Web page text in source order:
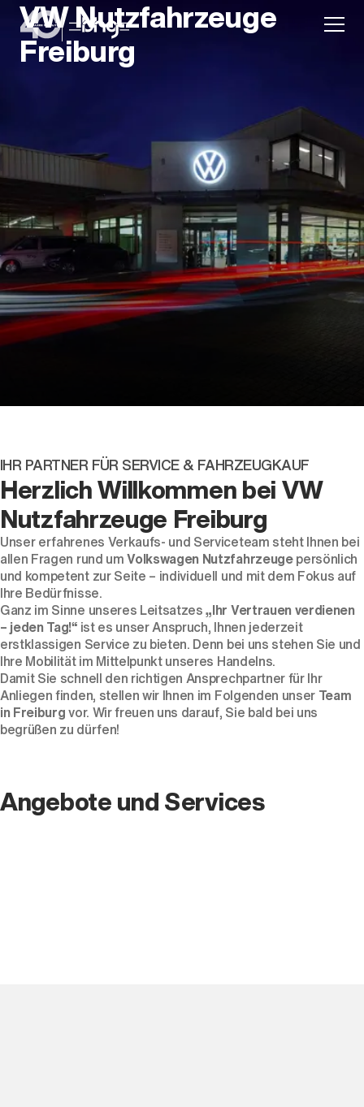
Unternehmen
Standorte
Karriere
Der ID. Polo Day
Am 5. September
VW Nutzfahrzeuge
Freiburg
IHR PARTNER FÜR SERVICE & FAHRZEUGKAUF
Herzlich Willkommen bei VW
Nutzfahrzeuge Freiburg
Unser erfahrenes Verkaufs- und Serviceteam steht Ihnen bei
allen Fragen rund umVolkswagen Nutzfahrzeugepersönlich
und kompetent zur Seite – individuell und mit dem Fokus auf
Ihre Bedürfnisse.
Ganz im Sinne unseres Leitsatzes„Ihr Vertrauen verdienen
– jeden Tag!“ist es unser Anspruch, Ihnen jederzeit
erstklassigen Service zu bieten. Denn bei uns stehen Sie und
Ihre Mobilität im Mittelpunkt unseres Handelns.
Damit Sie schnell den richtigen Ansprechpartner für Ihr
Anliegen finden, stellen wir Ihnen im Folgenden unser Team
in Freiburgvor. Wir freuen uns darauf, Sie bald bei uns
begrüßen zu dürfen!
Angebote und Services